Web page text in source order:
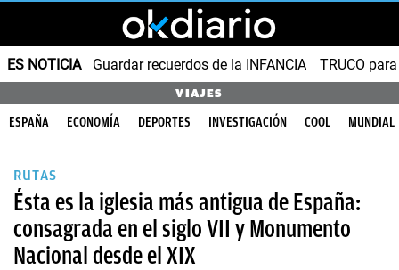
ES NOTICIA Guardar recuerdos de la INFANCIA TRUCO
VIAJES
ESPAÑA ECONOMÍA DEPORTES INVESTIGACIÓN COOL MUNDIAL
RUTAS
Ésta es la iglesia más antigua de España:
consagrada en el siglo VII y Monumento
Nacional desde el XIX